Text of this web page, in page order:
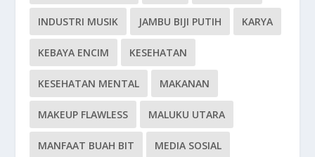
INDUSTRI MUSIK JAMBU BIJI PUTIH KARYA
KEBAYA ENCIM KESEHATAN
KESEHATAN MENTAL MAKANAN
MAKEUP FLAWLESS MALUKU UTARA
MANFAAT BUAH BIT MEDIA SOSIAL